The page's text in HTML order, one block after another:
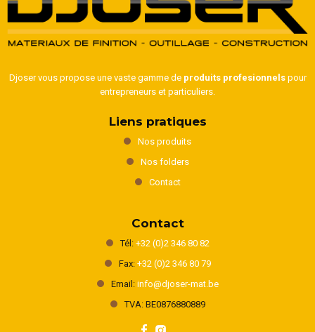
Djoser vous propose une vaste gamme de produits profesionnelspour
entrepreneurs et particuliers.
Liens pratiques
Nos produits
Nos folders
Contact
Contact
Tél: +32 (0)2 346 80 82
Fax: +32 (0)2 346 80 79
Email: info@djoser-mat.be
TVA: BE0876880889